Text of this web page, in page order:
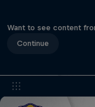
Want to see content
Continue